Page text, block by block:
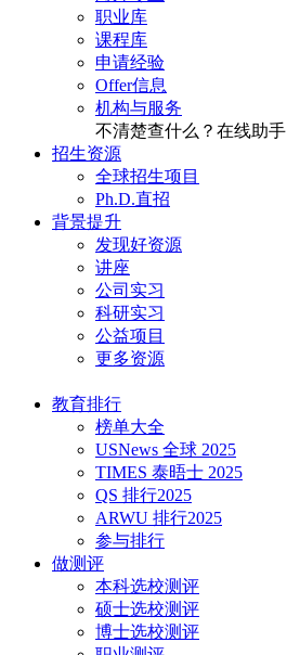
职业库
课程库
申请经验
Offer信息
机构与服务
不清楚查什么？在线助手
招生资源
全球招生项目
Ph.D.直招
背景提升
发现好资源
讲座
公司实习
科研实习
公益项目
更多资源
教育排行
榜单大全
USNews 全球 2025
TIMES 泰晤士 2025
QS 排行2025
ARWU 排行2025
参与排行
做测评
本科选校测评
硕士选校测评
博士选校测评